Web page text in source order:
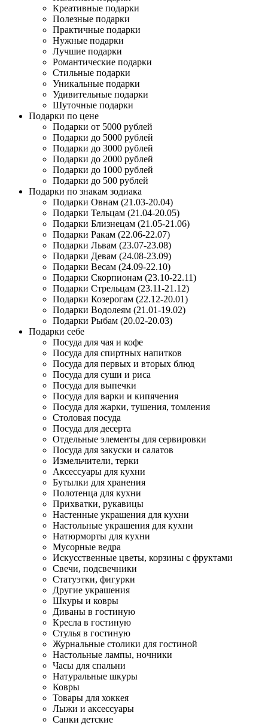
Креативные подарки
Полезные подарки
Практичные подарки
Нужные подарки
Лучшие подарки
Романтические подарки
Стильные подарки
Уникальные подарки
Удивительные подарки
Шуточные подарки
Подарки по цене
Подарки от 5000 рублей
Подарки до 5000 рублей
Подарки до 3000 рублей
Подарки до 2000 рублей
Подарки до 1000 рублей
Подарки до 500 рублей
Подарки по знакам зодиака
Подарки Овнам (21.03-20.04)
Подарки Тельцам (21.04-20.05)
Подарки Близнецам (21.05-21.06)
Подарки Ракам (22.06-22.07)
Подарки Львам (23.07-23.08)
Подарки Девам (24.08-23.09)
Подарки Весам (24.09-22.10)
Подарки Скорпионам (23.10-22.11)
Подарки Стрельцам (23.11-21.12)
Подарки Козерогам (22.12-20.01)
Подарки Водолеям (21.01-19.02)
Подарки Рыбам (20.02-20.03)
Подарки себе
Посуда для чая и кофе
Посуда для спиртных напитков
Посуда для первых и вторых блюд
Посуда для суши и риса
Посуда для выпечки
Посуда для варки и кипячения
Посуда для жарки, тушения, томления
Столовая посуда
Посуда для десерта
Отдельные элементы для сервировки
Посуда для закуски и салатов
Измельчители, терки
Аксессуары для кухни
Бутылки для хранения
Полотенца для кухни
Прихватки, рукавицы
Настенные украшения для кухни
Настольные украшения для кухни
Натюрморты для кухни
Мусорные ведра
Искусственные цветы, корзины с фруктами
Свечи, подсвечники
Статуэтки, фигурки
Другие украшения
Шкуры и ковры
Диваны в гостиную
Кресла в гостиную
Стулья в гостиную
Журнальные столики для гостиной
Настольные лампы, ночники
Часы для спальни
Натуральные шкуры
Ковры
Товары для хоккея
Лыжи и аксессуары
Санки детские